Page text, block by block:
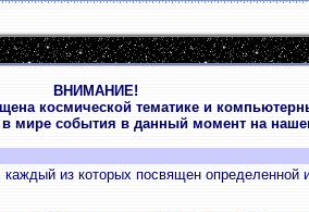
ВНИМАНИЕ!
космической тематике и
мире события в данный момент на
из которых посвящен